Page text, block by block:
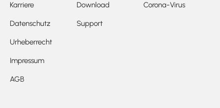
Karriere
Datenschutz
Urheberrecht
Impressum
AGB
Download
Support
Corona-Virus